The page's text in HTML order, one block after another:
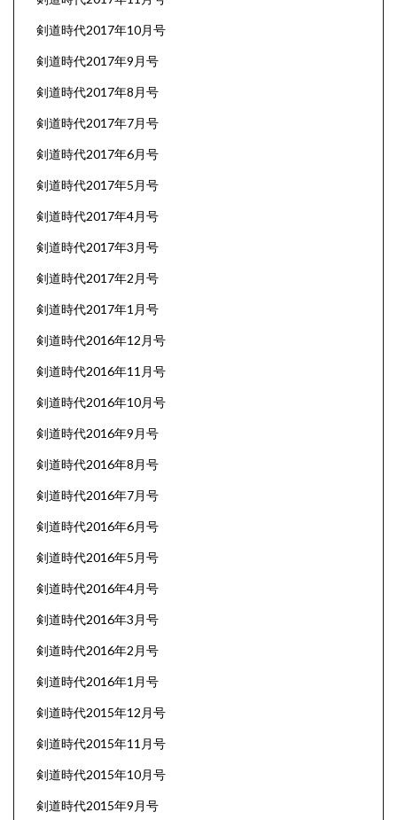
剣道時代2017年10月号
剣道時代2017年9月号
剣道時代2017年8月号
剣道時代2017年7月号
剣道時代2017年6月号
剣道時代2017年5月号
剣道時代2017年4月号
剣道時代2017年3月号
剣道時代2017年2月号
剣道時代2017年1月号
剣道時代2016年12月号
剣道時代2016年11月号
剣道時代2016年10月号
剣道時代2016年9月号
剣道時代2016年8月号
剣道時代2016年7月号
剣道時代2016年6月号
剣道時代2016年5月号
剣道時代2016年4月号
剣道時代2016年3月号
剣道時代2016年2月号
剣道時代2016年1月号
剣道時代2015年12月号
剣道時代2015年11月号
剣道時代2015年10月号
剣道時代2015年9月号